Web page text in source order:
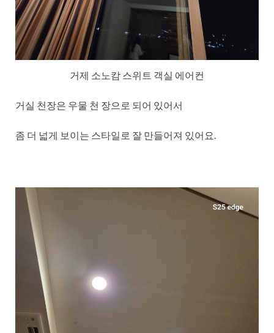
거제 소노캄 스위트 객실 에어컨
거실 천장은 우물 천 장으로 되어 있어서
좀 더 넓게 보이는 스타일로 잘 만들어져 있어요.